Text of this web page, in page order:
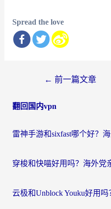
Spread the love
导
← 前一篇文章
翻回国内vpn